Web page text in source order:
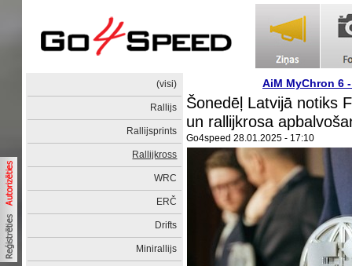
(visi)
Rallijs
Rallijsprints
Rallijkross
WRC
ERČ
Drifts
Minirallijs
AiM MyChron 6
Šonedēļ Latvijā notiks
un rallijkrosa
Go4speed 28.01.2025 - 17:10